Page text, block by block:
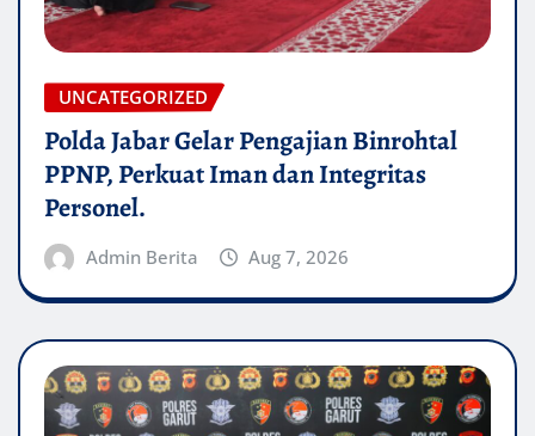
UNCATEGORIZED
Polda Jabar Gelar Pengajian Binrohtal
PPNP, Perkuat Iman dan Integritas
Personel.
Admin Berita Aug 7, 2026